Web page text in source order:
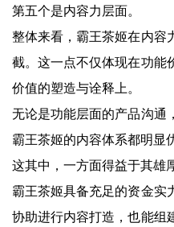
第五个是内容力层面。
整体来看，霸王茶姬在内容
截。这一点不仅体现在功能
价值的塑造与诠释上。
无论是功能层面的产品沟通
霸王茶姬的内容体系都明显
这其中，一方面得益于其雄
霸王茶姬具备充足的资金实
协助进行内容打造，也能组